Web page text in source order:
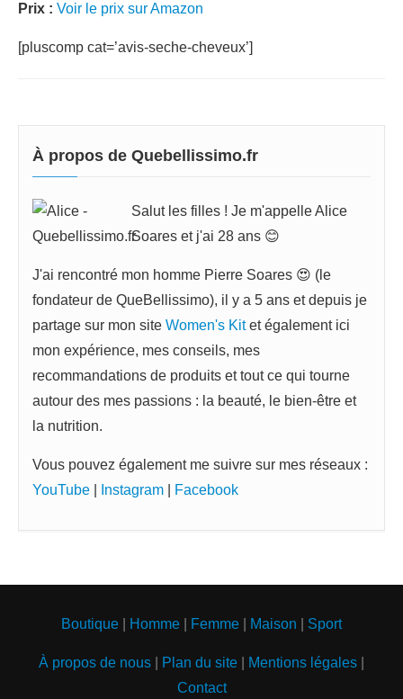
Prix : Voir le prix sur Amazon
[pluscomp cat=’avis-seche-cheveux’]
À propos de Quebellissimo.fr
Salut les filles ! Je m'appelle Alice
Soares et j'ai 28 ans 😊
J'ai rencontré mon homme Pierre Soares 😍 (le
fondateur de QueBellissimo), il y a 5 ans et depuis je
partage sur mon site Women's Kitet également ici
mon expérience, mes conseils, mes
recommandations de produits et tout ce qui tourne
autour des mes passions : la beauté, le bien-être et
la nutrition.
Vous pouvez également me suivre sur mes réseaux :
YouTube
Instagram Facebook
Boutique Homme Femme Maison Sport
À propos de nous Plan du site Mentions légales
Contact